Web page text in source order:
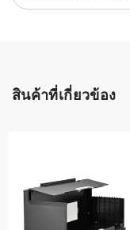
สินค้าที่เกี่ยวข้อง